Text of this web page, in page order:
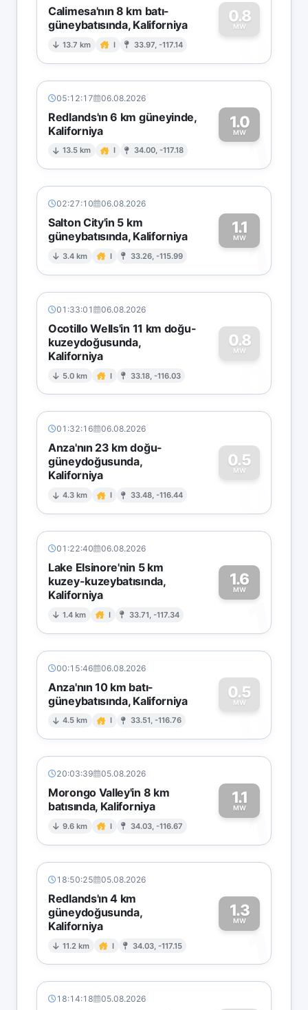
Calimesa'nın 8 km batı-
güneybatısında, Kaliforniya
13.7 km I 33.97, -117.14
0.8
MW
0
05:12:17 06.08.2026
Redlands'ın 6 km güneyinde,
Kaliforniya
13.5 km I 34.00, -117.18
1.0
MW1
02:27:10 06.08.2026
Salton City'in 5 km
güneybatısında, Kaliforniya
3.4 km I 33.26, -115.99
1.1
MW1
01:33:01 06.08.2026
Ocotillo Wells'in 11 km doğu-
kuzeydoğusunda,
Kaliforniya
5.0 km I 33.18, -116.03
0.8
MW
0
01:32:16 06.08.2026
Anza'nın 23 km doğu-
güneydoğusunda,
Kaliforniya
4.3 km I 33.48, -116.44
0.5
MW
0
01:22:40 06.08.2026
Lake Elsinore'nin 5 km
kuzey-kuzeybatısında,
Kaliforniya
1.4 km I 33.71, -117.34
1.6
MW
1
00:15:46 06.08.2026
Anza'nın 10 km batı-
güneybatısında, Kaliforniya
4.5 km I 33.51, -116.76
0.5
MW
0
20:03:39 05.08.2026
Morongo Valley'in 8 km
batısında, Kaliforniya
9.6 km I 34.03, -116.67
1.1
MW1
18:50:25 05.08.2026
Redlands'ın 4 km
güneydoğusunda,
Kaliforniya
11.2 km I 34.03, -117.15
1.3
MW
1
18:14:18 05.08.2026